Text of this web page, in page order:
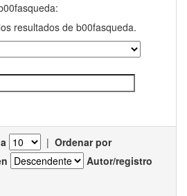
resultados de b00fasqueda.
| Ordenar por
Autor/registro